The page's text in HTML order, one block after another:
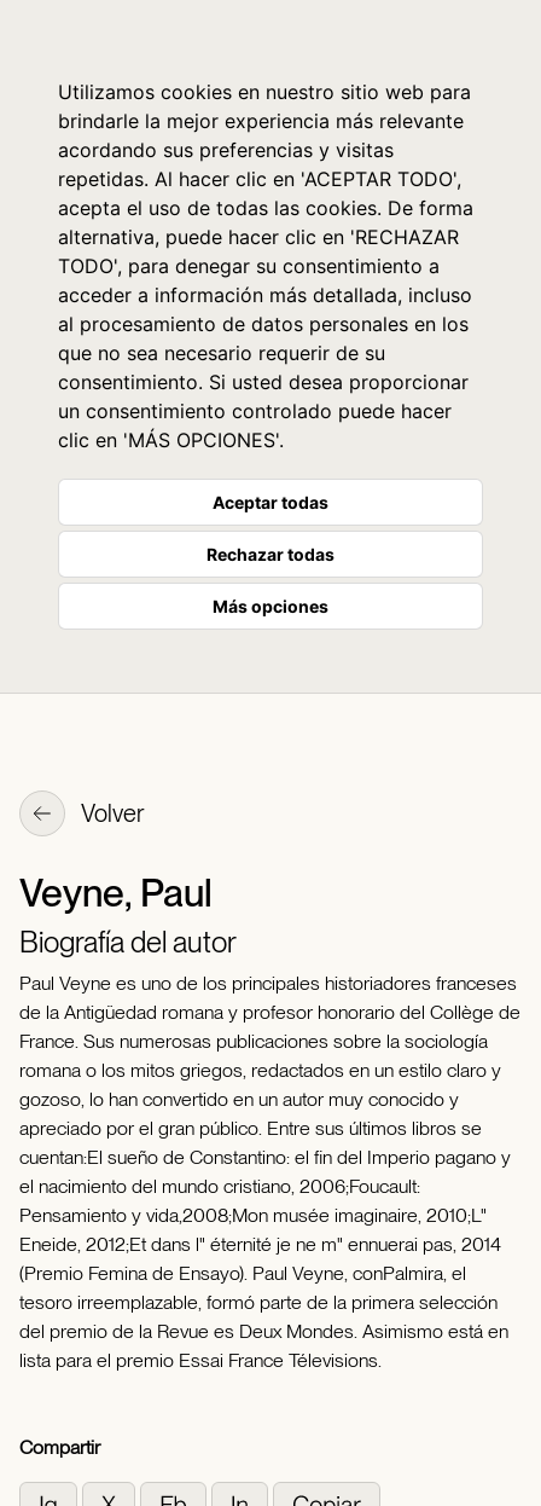
Utilizamos cookies en nuestro sitio web para
brindarle la mejor experiencia más relevante
acordando sus preferencias y visitas
repetidas. Al hacer clic en 'ACEPTAR TODO',
acepta el uso de todas las cookies. De forma
alternativa, puede hacer clic en 'RECHAZAR
TODO', para denegar su consentimiento a
acceder a información más detallada, incluso
al procesamiento de datos personales en los
que no sea necesario requerir de su
consentimiento. Si usted desea proporcionar
un consentimiento controlado puede hacer
clic en 'MÁS OPCIONES'.
Aceptar todas
Rechazar todas
Más opciones
Volver
Veyne, Paul
Biografía del autor
Paul Veyne es uno de los principales historiadores franceses
de la Antigüedad romana y profesor honorario del Collège de
France. Sus numerosas publicaciones sobre la sociología
romana o los mitos griegos, redactados en un estilo claro y
gozoso, lo han convertido en un autor muy conocido y
apreciado por el gran público. Entre sus últimos libros se
cuentan:El sueño de Constantino: el fin del Imperio pagano y
el nacimiento del mundo cristiano, 2006;Foucault:
Pensamiento y vida,2008;Mon musée imaginaire, 2010;L"
Eneide, 2012;Et dans l" éternité je ne m" ennuerai pas, 2014
(Premio Femina de Ensayo). Paul Veyne, conPalmira, el
tesoro irreemplazable, formó parte de la primera selección
del premio de la Revue es Deux Mondes. Asimismo está en
lista para el premio Essai France Télevisions.
Compartir